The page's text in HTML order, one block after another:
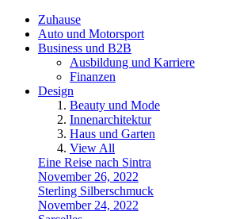
Zuhause
Auto und Motorsport
Business und B2B
Ausbildung und Karriere
Finanzen
Design
Beauty und Mode
Innenarchitektur
Haus und Garten
View All
Eine Reise nach Sintra
November 26, 2022
Sterling Silberschmuck
November 24, 2022